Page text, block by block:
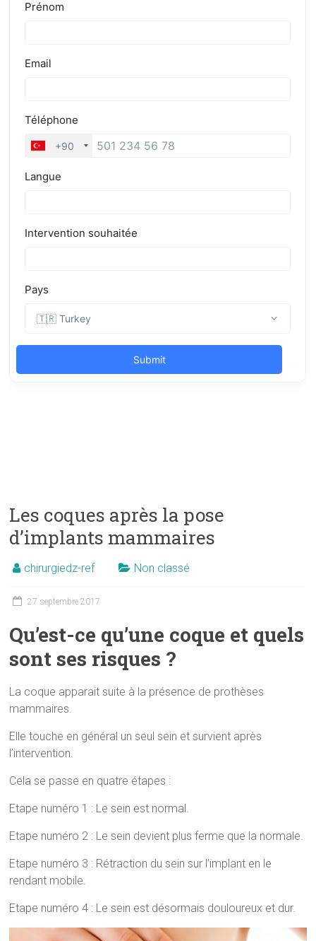
Les coques après la pose
d’implants mammaires
chirurgiedz-ref Non classé
27 septembre 2017
Qu’est-ce qu’une coque et quels
sont ses risques ?
La coque apparait suite à la présence de prothèses
mammaires.
Elle touche en général un seul sein et survient après
l’intervention.
Cela se passe en quatre étapes :
Etape numéro 1 : Le sein est normal.
Etape numéro 2 : Le sein devient plus ferme que la normale.
Etape numéro 3 : Rétraction du sein sur l’implant en le
rendant mobile.
Etape numéro 4 : Le sein est désormais douloureux et dur.